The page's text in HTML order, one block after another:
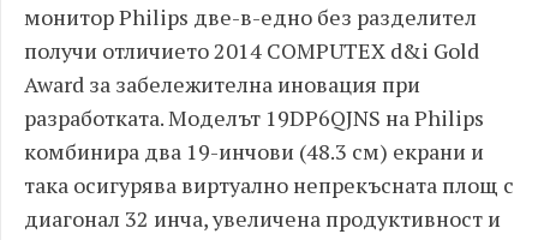
монитор Philips две-в-едно без разделител
получи отличието 2014 COMPUTEX d&i Gold
Award за забележителна иновация при
разработката. Моделът 19DP6QJNS на Philips
комбинира два 19-инчови (48.3 см) екрани и
така осигурява виртуално непрекъсната площ с
диагонал 32 инча, увеличена продуктивност и